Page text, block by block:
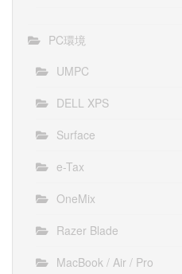
PC環境
UMPC
DELL XPS
Surface
e-Tax
OneMix
Razer Blade
MacBook / Air / Pro